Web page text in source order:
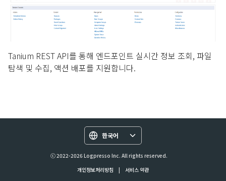
Tanium REST API를 통해 엔드포인트 실시간 정보 조회, 파일
탐색 및 수집, 액션 배포를 지원합니다.
한국어
ⓒ 2022-2026 Logpresso Inc. All rights reserved.
개인정보처리방침
| 서비스 약관